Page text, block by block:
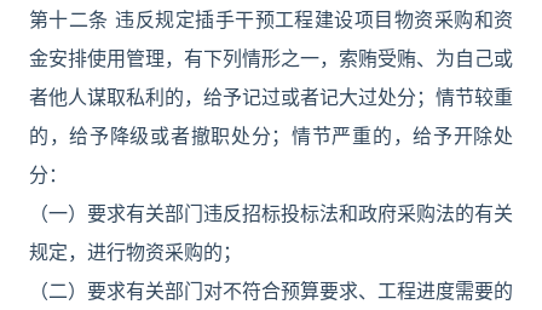
第十二条 违反规定插手干预工程建设项目物资采购和资
金安排使用管理，有下列情形之一，索贿受贿、为自己或
者他人谋取私利的，给予记过或者记大过处分；情节较重
的，给予降级或者撤职处分；情节严重的，给予开除处
分：
（一）要求有关部门违反招标投标法和政府采购法的有关
规定，进行物资采购的；
（二）要求有关部门对不符合预算要求、工程进度需要的